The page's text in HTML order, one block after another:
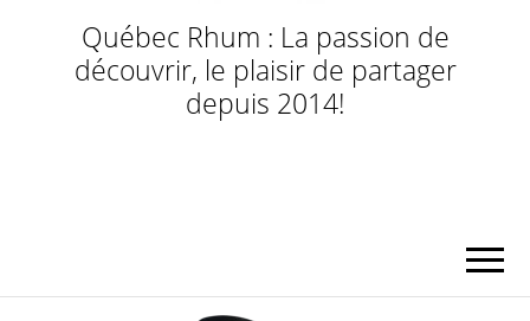
Québec Rhum : La passion de
découvrir, le plaisir de partager
depuis 2014!